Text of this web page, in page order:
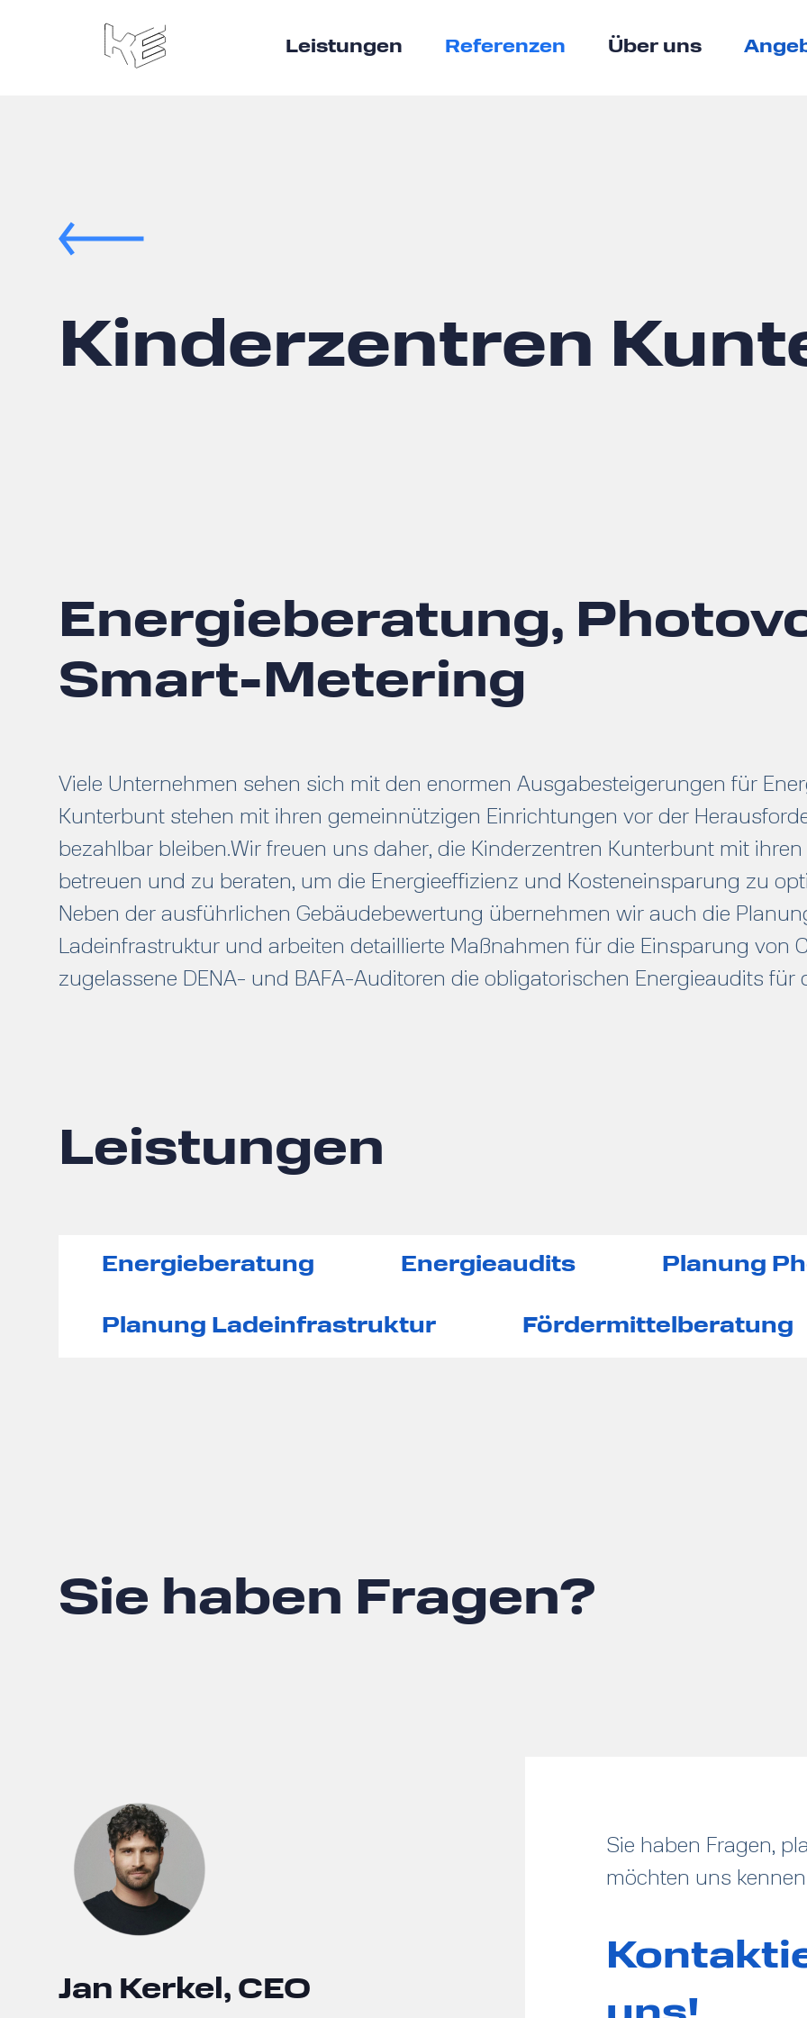
Leistungen Referenzen Über uns
Kinderzentren
Energieberatung,
Smart-Metering
Viele Unternehmen sehen sich mit den enormen Ausgabesteigerungen für
Kunterbunt stehen mit ihren gemeinnützigen Einrichtungen vor der
bezahlbar bleiben.Wir freuen uns daher, die Kinderzentren Kunterbunt mit
betreuen und zu beraten, um die Energieeffizienz und Kosteneinsparung zu
Neben der ausführlichen Gebäudebewertung übernehmen wir auch die
Ladeinfrastruktur und arbeiten detaillierte Maßnahmen für die Einsparung von
zugelassene DENA- und BAFA-Auditoren die obligatorischen Energieaudits für
Leistungen
Energieberatung Energieaudits Planung
Planung Ladeinfrastruktur Fördermittelberatung
Sie haben Fragen?
Jan Kerkel, CEO
Sie haben Fragen,
möchten uns